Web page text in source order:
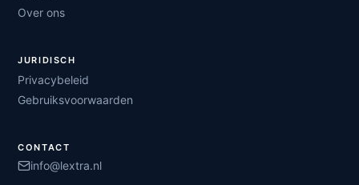
Over ons
JURIDISCH
Privacybeleid
Gebruiksvoorwaarden
CONTACT
info@lextra.nl